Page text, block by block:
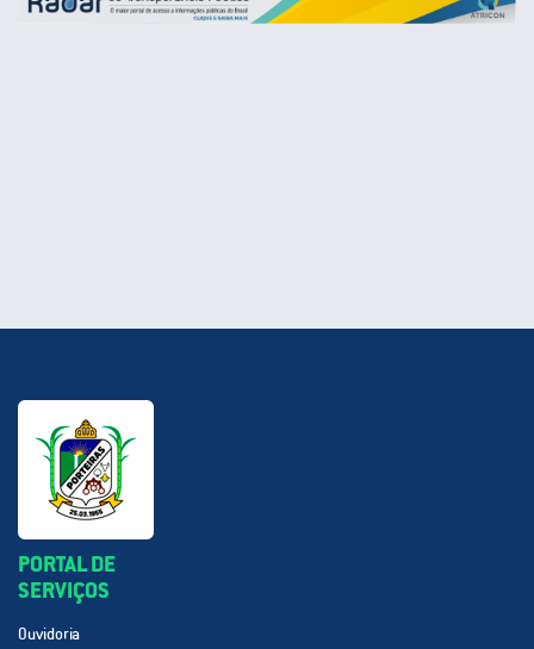
PORTAL DE
SERVIÇOS
Ouvidoria